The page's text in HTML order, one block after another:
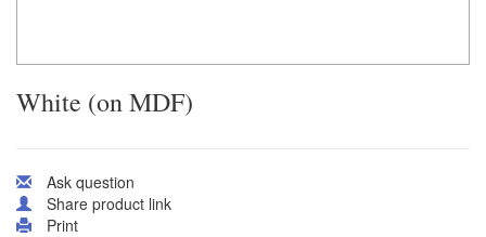
White (on MDF)
Ask question
Share product link
Print